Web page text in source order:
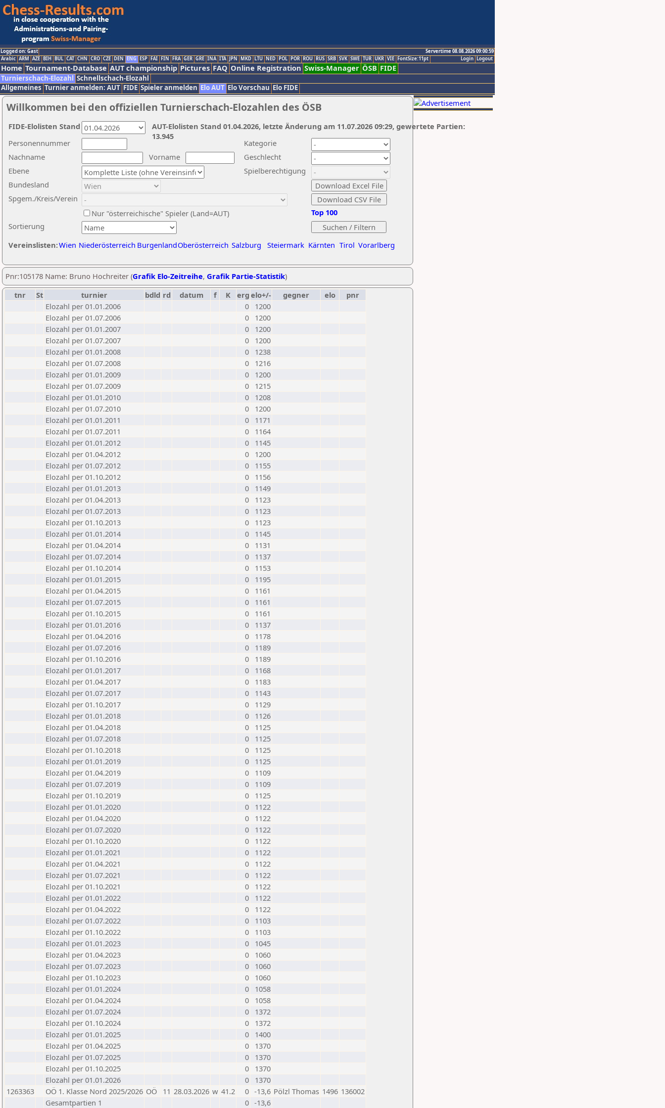
Logged on: Gast
Servertime 08.08.2026 09:00:59
Logout
Login
Arabic ARM AZE BIH BUL CAT CHN CRO CZE DEN ENG ESP FAI FIN FRA GER GRE INA ITA JPN MKD LTU NED POL POR ROU RUS SRB SVK SWE TUR UKR VIE FontSize:11pt
Home Tournament-Database AUT championship Pictures FAQ Online Registration Swiss-Manager ÖSB FIDE
Turnierschach-Elozahl Schnellschach-Elozahl
Allgemeines Turnier anmelden: AUT FIDE Spieler anmelden Elo AUT Elo Vorschau Elo FIDE
Willkommen bei den offiziellen Turnierschach-Elozahlen des ÖSB
Nachname
Vorname
Ebene
Kategorie
Sortierung
Personennummer
Bundesland
Spgem./Kreis/Verein
Geschlecht
Nur "österreichische" Spieler (Land=AUT)
Spielberechtigung
Vereinslisten:Wien Niederösterreich BurgenlandOberösterreich Salzburg Steiermark Kärnten Tirol Vorarlberg
Top 100
AUT-Elolisten Stand 01.04.2026, letzte Änderung am 11.07.2026 09:29, gewertete Partien:
13.945
FIDE-Elolisten Stand
Pnr:105178 Name: Bruno Hochreiter (Grafik Elo-Zeitreihe, Grafik Partie-Statistik)
tnr
St turnier bdld rd datum f K erg elo+/- gegner elo
pnr
Elozahl per 01.01.2006
0
1200
Elozahl per 01.07.2006
0
1200
Elozahl per 01.01.2007
0
1200
Elozahl per 01.07.2007
0
1200
Elozahl per 01.01.2008
0
1238
Elozahl per 01.07.2008
0
1216
Elozahl per 01.01.2009
0
1200
Elozahl per 01.07.2009
0
1215
Elozahl per 01.01.2010
0
1208
Elozahl per 01.07.2010
0
1200
Elozahl per 01.01.2011
0
1171
Elozahl per 01.07.2011
0
1164
Elozahl per 01.01.2012
0
1145
Elozahl per 01.04.2012
0
1200
Elozahl per 01.07.2012
0
1155
Elozahl per 01.10.2012
0
1156
Elozahl per 01.01.2013
0
1149
Elozahl per 01.04.2013
0
1123
Elozahl per 01.07.2013
0
1123
Elozahl per 01.10.2013
0
1123
Elozahl per 01.01.2014
0
1145
Elozahl per 01.04.2014
0
1131
Elozahl per 01.07.2014
0
1137
Elozahl per 01.10.2014
0
1153
Elozahl per 01.01.2015
0
1195
Elozahl per 01.04.2015
0
1161
Elozahl per 01.07.2015
0
1161
Elozahl per 01.10.2015
0
1161
Elozahl per 01.01.2016
0
1137
Elozahl per 01.04.2016
0
1178
Elozahl per 01.07.2016
0
1189
Elozahl per 01.10.2016
0
1189
Elozahl per 01.01.2017
0
1168
Elozahl per 01.04.2017
0
1183
Elozahl per 01.07.2017
0
1143
Elozahl per 01.10.2017
0
1129
Elozahl per 01.01.2018
0
1126
Elozahl per 01.04.2018
0
1125
Elozahl per 01.07.2018
0
1125
Elozahl per 01.10.2018
0
1125
Elozahl per 01.01.2019
0
1125
Elozahl per 01.04.2019
0
1109
Elozahl per 01.07.2019
0
1109
Elozahl per 01.10.2019
0
1125
Elozahl per 01.01.2020
0
1122
Elozahl per 01.04.2020
0
1122
Elozahl per 01.07.2020
0
1122
Elozahl per 01.10.2020
0
1122
Elozahl per 01.01.2021
0
1122
Elozahl per 01.04.2021
0
1122
Elozahl per 01.07.2021
0
1122
Elozahl per 01.10.2021
0
1122
Elozahl per 01.01.2022
0
1122
Elozahl per 01.04.2022
0
1122
Elozahl per 01.07.2022
0
1103
Elozahl per 01.10.2022
0
1103
Elozahl per 01.01.2023
0
1045
Elozahl per 01.04.2023
0
1060
Elozahl per 01.07.2023
0
1060
Elozahl per 01.10.2023
0
1060
Elozahl per 01.01.2024
0
1058
Elozahl per 01.04.2024
0
1058
Elozahl per 01.07.2024
0
1372
Elozahl per 01.10.2024
0
1372
Elozahl per 01.01.2025
0
1400
Elozahl per 01.04.2025
0
1370
Elozahl per 01.07.2025
0
1370
Elozahl per 01.10.2025
0
1370
Elozahl per 01.01.2026
0
1370
1263363
OÖ 1. Klasse Nord 2025/2026 OÖ 11 28.03.2026 w 41.2 0 -13,6 Pölzl Thomas 1496 136002
Gesamtpartien 1
0 -13,6